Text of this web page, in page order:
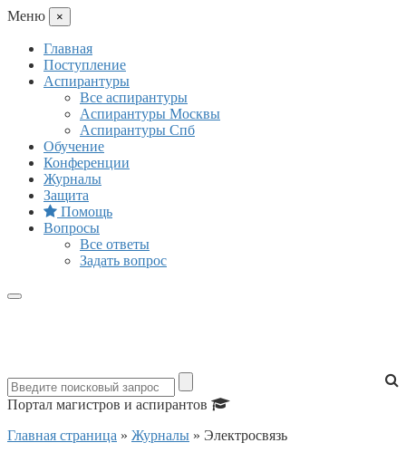
Mеню ×
Главная
Поступление
Аспирантуры
Все аспирантуры
Аспирантуры Москвы
Аспирантуры Спб
Обучение
Конференции
Журналы
Защита
Помощь
Вопросы
Все ответы
Задать вопрос
Портал магистров и аспирантов
Главная страница » Журналы » Электросвязь